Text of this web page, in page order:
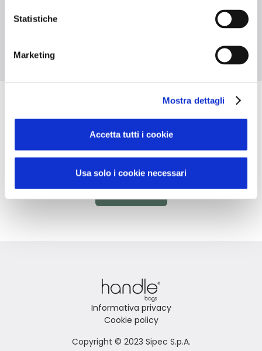
Statistiche
Marketing
Mostra dettagli
Accetta tutti i cookie
Usa solo i cookie necessari
Materiale naturale
Non hai trovato quello che stai
cercando?
ordine personalizzato
Informativa privacy
Cookie policy
Copyright © 2023 Sipec S.p.A.